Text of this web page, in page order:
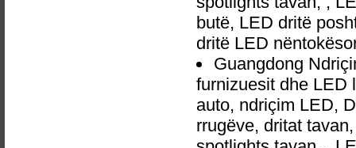
butë, LED dritë
dritë LED
Guangdong
furnizuesit dhe LED
auto, ndriçim LED,
rrugëve, dritat